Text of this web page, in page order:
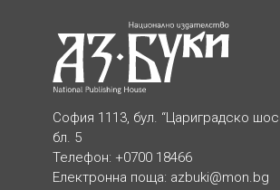
София 1113, бул. “Цариградско
бл. 5
Телефон: +0700 18466
Електронна поща: azbuki@mon.bg